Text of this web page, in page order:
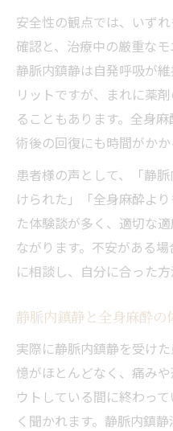
安全性の観点では、いず
確認と、治療中の厳重な
静脈内鎮静は自発呼吸が
リットですが、まれに薬
ることもあります。全身麻
術後の回復にも時間がかか
患者様の声として、「静
けられた」「全身麻酔よ
た体験談が多く、適切な
ながります。不安がある
に相談し、自分に合った
静脈内鎮静と全身麻酔の
実際に静脈内鎮静を受け
憶がほとんどなく、痛み
ウトしている間に終わっ
く聞かれます。静脈内鎮